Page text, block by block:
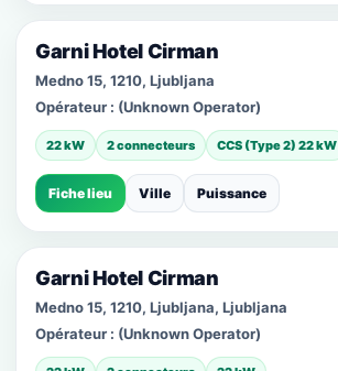
Garni Hotel Cirman
Medno 15, 1210, Ljubljana
Opérateur : (Unknown Operator)
22 kW 2 connecteurs CCS (Type 2) 22 kW
Fiche lieu Ville Puissance
Garni Hotel Cirman
Medno 15, 1210, Ljubljana, Ljubljana
Opérateur : (Unknown Operator)